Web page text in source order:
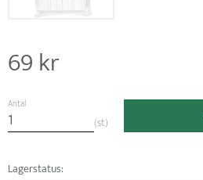
69kr
Antal
st
Lagerstatus